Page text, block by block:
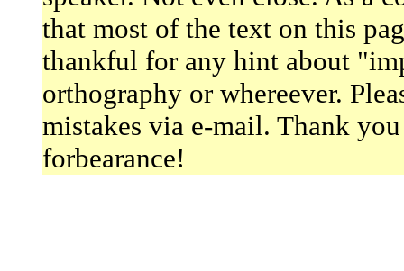
that most of the text on this
thankful for any hint about
orthography or whereever.
mistakes via e-mail. Thank
forbearance!